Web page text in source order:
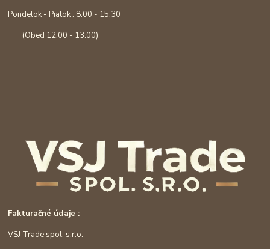
Pondelok - Piatok : 8:00 - 15:30
(Obed 12:00 - 13:00)
Fakturačné údaje :
VSJ Trade spol. s.r.o.